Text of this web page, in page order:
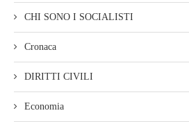
CHI SONO I SOCIALISTI
Cronaca
DIRITTI CIVILI
Economia